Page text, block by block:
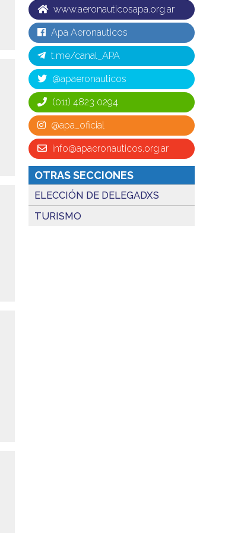
www.aeronauticosapa.org.ar
Apa Aeronauticos
t.me/canal_APA
@apaeronauticos
(011) 4823 0294
@apa_oficial
info@apaeronauticos.org.ar
OTRAS SECCIONES
ELECCIÓN DE DELEGADXS
TURISMO